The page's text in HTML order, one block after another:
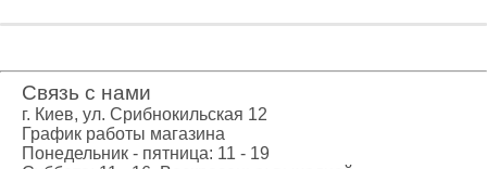
Связь с нами
г. Киев, ул. Срибнокильская 12
График работы магазина
Понедельник - пятница: 11 - 19